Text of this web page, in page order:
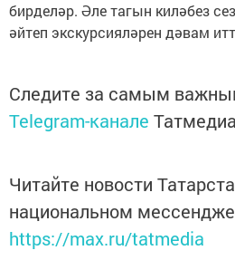
бирделәр. Әле тагын киләбез
әйтеп экскурсияләрен дәвам
Следите за самым
Telegram-канале Татмедиа
Читайте новости
национальном
https://max.ru/tatmedia